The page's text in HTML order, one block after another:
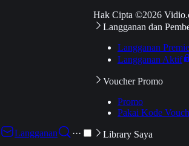
Langganan
···
Hak Cipta ©2026
Langganan dan
Langganan
Langganan Aktif
Voucher Promo
Promo
Pakai Kode
Library Saya